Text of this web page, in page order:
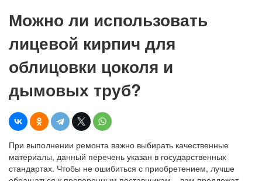
Можно ли использовать
лицевой кирпич для
облицовки цоколя и
дымовых труб?
При выполнении ремонта важно выбирать качественные
материалы, данный перечень указан в государственных
стандартах. Чтобы не ошибиться с приобретением, лучше